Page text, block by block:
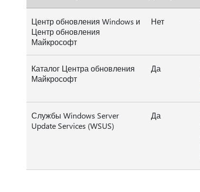
Центр обновления Windows и
Центр обновления
Майкрософт
Нет
Каталог Центра обновления
Майкрософт
Да
Службы Windows Server
Update Services (WSUS)
Да